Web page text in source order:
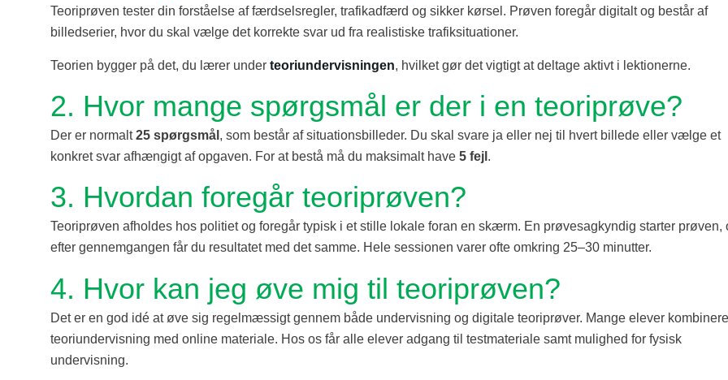
Teoriprøven tester din forståelse af færdselsregler, trafikadfærd og sikker kørsel. Prøven foregår digitalt og består af
billedserier, hvor du skal vælge det korrekte svar ud fra realistiske trafiksituationer.
Teorien bygger på det, du lærer under teoriundervisningen, hvilket gør det vigtigt at deltage aktivt i lektionerne.
2. Hvor mange spørgsmål er der i en teoriprøve?
Der er normalt25 spørgsmål , som består af situationsbilleder. Du skal svare ja eller nej til hvert billede eller vælge et
konkret svar afhængigt af opgaven. For at bestå må du maksimalt have 5 fejl .
3. Hvordan foregår teoriprøven?
Teoriprøven afholdes hos politiet og foregår typisk i et stille lokale foran en skærm. En prøvesagkyndig starter prøven,
efter gennemgangen får du resultatet med det samme. Hele sessionen varer ofte omkring 25–30 minutter.
4. Hvor kan jeg øve mig til teoriprøven?
Det er en god idé at øve sig regelmæssigt gennem både undervisning og digitale teoriprøver. Mange elever
teoriundervisning med online materiale. Hos os får alle elever adgang til testmateriale samt mulighed for fysisk
undervisning.